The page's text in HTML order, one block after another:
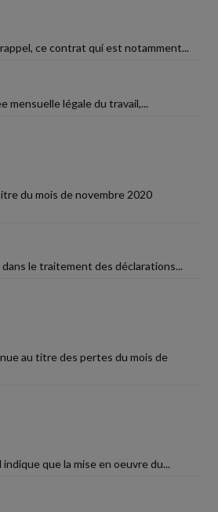
ce contrat qui est notamment...
mensuelle légale du travail,...
du mois de novembre 2020
le traitement des déclarations...
au titre des pertes du mois de
que la mise en oeuvre du...